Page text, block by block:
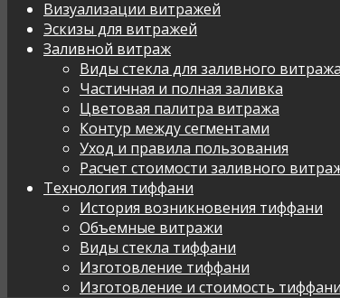
Визуализации витражей
Эскизы для витражей
Заливной витраж
Виды стекла для заливного витража
Частичная и полная заливка
Цветовая палитра витража
Контур между сегментами
Уход и правила пользования
Расчет стоимости заливного
Технология тиффани
История возникновения тиффани
Объемные витражи
Виды стекла тиффани
Изготовление тиффани
Изготовление и стоимость тиффани